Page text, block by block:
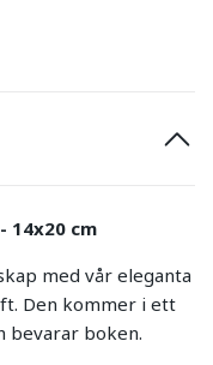
14x20 cm
med vår eleganta
Den kommer i ett
bevarar boken.